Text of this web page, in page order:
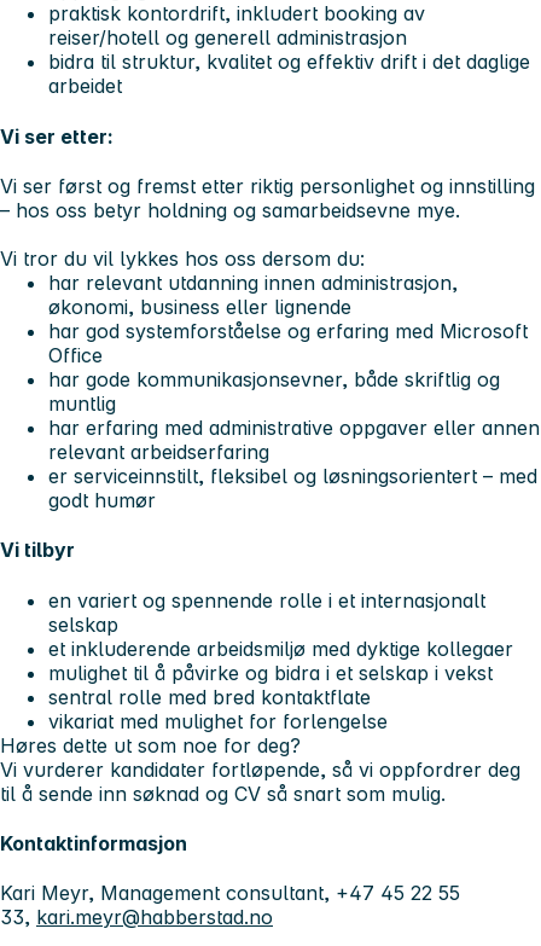
praktisk kontordrift, inkludert booking av
reiser/hotell og generell administrasjon
bidra til struktur, kvalitet og effektiv drift i det daglige
arbeidet
Vi ser etter:
Vi ser først og fremst etter riktig personlighet og innstilling
– hos oss betyr holdning og samarbeidsevne mye.
Vi tror du vil lykkes hos oss dersom du:
har relevant utdanning innen administrasjon,
økonomi, business eller lignende
har god systemforståelse og erfaring med Microsoft
Office
har gode kommunikasjonsevner, både skriftlig og
muntlig
har erfaring med administrative oppgaver eller annen
relevant arbeidserfaring
er serviceinnstilt, fleksibel og løsningsorientert – med
godt humør
Vi tilbyr
en variert og spennende rolle i et internasjonalt
selskap
et inkluderende arbeidsmiljø med dyktige kollegaer
mulighet til å påvirke og bidra i et selskap i vekst
sentral rolle med bred kontaktflate
vikariat med mulighet for forlengelse
Høres dette ut som noe for deg?
Vi vurderer kandidater fortløpende, så vi oppfordrer deg
til å sende inn søknad og CV så snart som mulig.
Kontaktinformasjon
Kari Meyr, Management consultant, +47 45 22 55
33, kari.meyr@habberstad.no